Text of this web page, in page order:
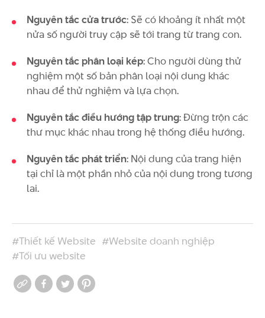
Nguyên tắc cửa trước: Sẽ có khoảng ít nhất một
nửa số người truy cập sẽ tới trang từ trang con.
Nguyên tắc phân loại kép: Cho người dùng thử
nghiệm một số bản phân loại nội dung khác
nhau để thử nghiệm và lựa chọn.
Nguyên tắc điều hướng tập trung: Đừng trộn các
thư mục khác nhau trong hệ thống điều hướng.
Nguyên tắc phát triển: Nội dung của trang hiện
tại chỉ là một phần nhỏ của nội dung trong tương
lai.
#Thiết kế Website #Website doanh nghiệp
#Tối ưu website